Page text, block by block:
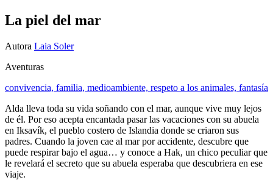
La piel del mar
Autora Laia Soler
Aventuras
convivencia, familia, medioambiente, respeto a los animales, fantasía
Alda lleva toda su vida soñando con el mar, aunque vive muy lejos
de él. Por eso acepta encantada pasar las vacaciones con su abuela
en Iksavík, el pueblo costero de Islandia donde se criaron sus
padres. Cuando la joven cae al mar por accidente, descubre que
puede respirar bajo el agua… y conoce a Hak, un chico peculiar que
le revelará el secreto que su abuela esperaba que descubriera en ese
viaje.